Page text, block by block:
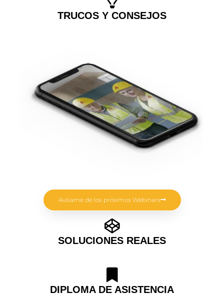
TRUCOS Y CONSEJOS
Avísame de los próximos Webinars
SOLUCIONES REALES
DIPLOMA DE ASISTENCIA